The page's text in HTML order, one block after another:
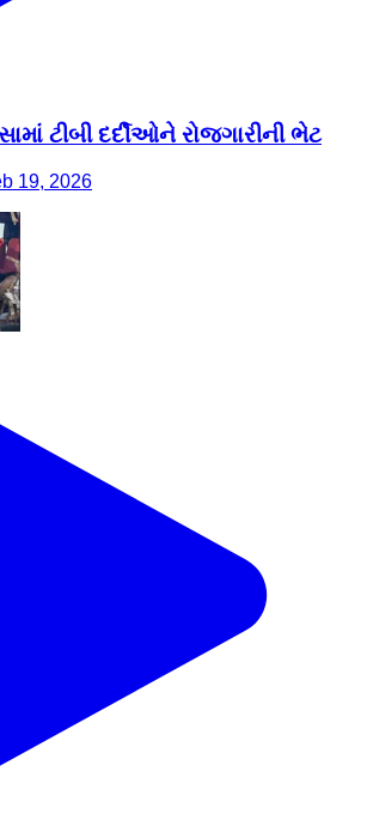
ટીબી દર્દીઓને રોજગારીની ભેટ
19, 2026